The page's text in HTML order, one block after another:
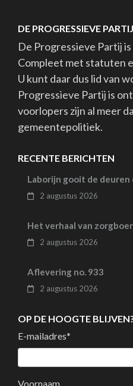
DE PROGRESSIEVE PARTIJ
De Progressieve Partij
Compleet met statuten
U kunt daar dus lid van
Progressieve Partij is
voorlopers zijn al meer
gemeentepolitiek.
RECENTE BERICHTEN
Laborijn gooit de deuren
2 augustus 2026
Het verhaal van
2 augustus 2026
Aflevering no. 933
2 augustus 2026
OP DE HOOGTE
E-mailadres*
Voornaam